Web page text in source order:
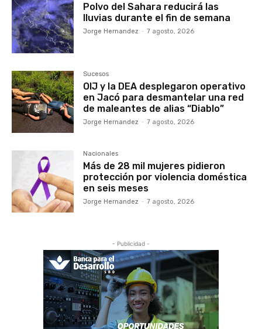
Polvo del Sahara reducirá las
lluvias durante el fin de semana
Jorge Hernandez - 7 agosto, 2026
Sucesos
OIJ y la DEA desplegaron operativo
en Jacó para desmantelar una red
de maleantes de alias “Diablo”
Jorge Hernandez - 7 agosto, 2026
Nacionales
Más de 28 mil mujeres pidieron
protección por violencia doméstica
en seis meses
Jorge Hernandez - 7 agosto, 2026
- Publicidad -